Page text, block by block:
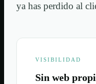
ya has perdido al
VISIBILIDAD
Sin web